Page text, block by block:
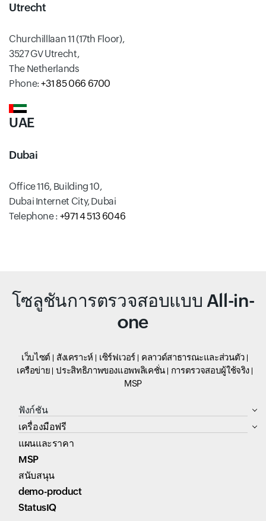
Utrecht
Churchilllaan 11 (17th Floor),
3527 GV Utrecht,
The Netherlands
Phone:+31 85 066 6700
UAE
Dubai
Office 116, Building 10,
Dubai Internet City, Dubai
Telephone : +971 4 513 6046
โซลูชันการตรวจสอบแบบ All-in-
one
เว็บไซต์ สังเคราะห์ เซิร์ฟเวอร์
คลาวด์สาธารณะและส่วนตัว
เครือข่าย
ประสิทธิภาพของแอพพลิเคชั่น
การตรวจสอบผู้ใช้จริง
MSP
ฟังก์ชัน
เครื่องมือฟรี
แผนและราคา
MSP
สนับสนุน
demo-product
StatusIQ